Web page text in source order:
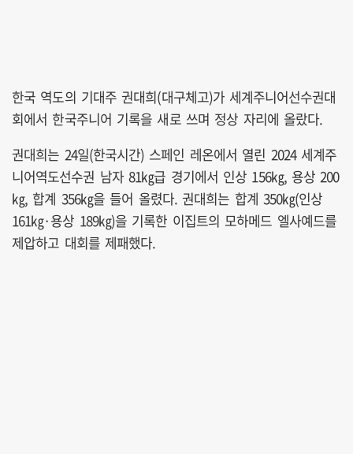
한국 역도의 기대주 권대희(대구체고)가 세계주니어선수권대
회에서 한국주니어 기록을 새로 쓰며 정상 자리에 올랐다.
권대희는 24일(한국시간) 스페인 레온에서 열린 2024 세계주
니어역도선수권 남자 81㎏급 경기에서 인상 156㎏, 용상 200
㎏, 합계 356㎏을 들어 올렸다. 권대희는 합계 350㎏(인상
161㎏·용상 189㎏)을 기록한 이집트의 모하메드 엘사예드를
제압하고 대회를 제패했다.